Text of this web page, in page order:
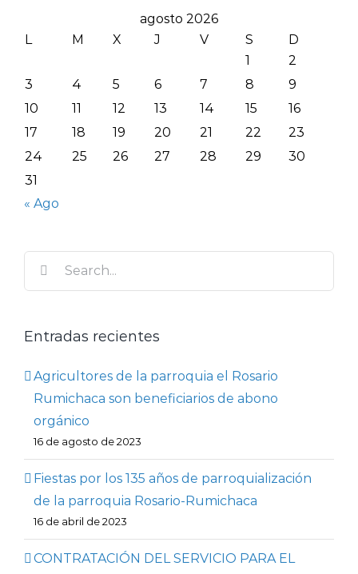
agosto 2026
L
M X J V S
D
1
2
3
4 5 6 7 8
9
10
11 12 13 14 15
16
17
18 19 20 21 22
23
24
25 26 27 28 29
30
31
« Ago
Entradas recientes
Agricultores de la parroquia el Rosario
Rumichaca son beneficiarios de abono
orgánico
16 de agosto de 2023
Fiestas por los 135 años de parroquialización
de la parroquia Rosario-Rumichaca
16 de abril de 2023
CONTRATACIÓN DEL SERVICIO PARA EL